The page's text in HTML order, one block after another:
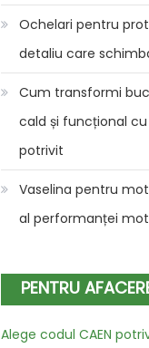
Ochelari pentru
detaliu care
Cum transformi
cald și funcțional
potrivit
Vaselina pentru
al performanței
PENTRU
Alege codul CAEN